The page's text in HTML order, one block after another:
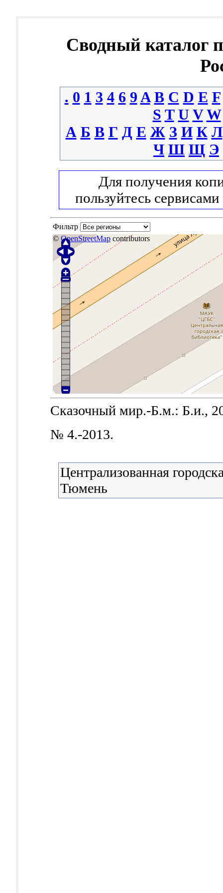
Сводный каталог
. 0 1 3 4 6 9 A B C D E F
S T U V W
А Б В Г Д Е Ж З И К Л
Ч Ш Щ Э
Для получения
пользуйтесь сервисами
Фильтр
© OpenStreetMap contributors
Сказочный мир.-Б.м.: Б.и.,
№ 4.-2013.
Централизованная
Тюмень